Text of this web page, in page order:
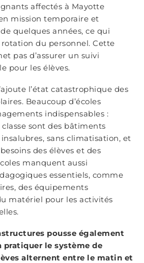
affectés à Mayotte
mission temporaire et
quelques années, ce qui
du personnel. Cette
pas d’assurer un suivi
pour les élèves.
l’état catastrophique des
Beaucoup d’écoles
indispensables :
sont des bâtiments
sans climatisation, et
des élèves et des
manquent aussi
essentiels, comme
des équipements
matériel pour les activités
pousse également
pratiquer le système de
alternent entre le matin et